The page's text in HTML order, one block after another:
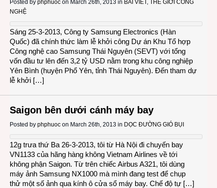
Posted by phphuoc on March 26th, 2013 in BÀI VIẾT ,
THẾ GIỚI CÔNG
NGHỆ
Sáng 25-3-2013, Công ty Samsung Electronics (Hàn
Quốc) đã chính thức làm lễ khởi công Dự án Khu Tổ hợp
Công nghệ cao Samsung Thái Nguyên (SEVT) với tổng
vốn đầu tư lên đến 3,2 tỷ USD nằm trong khu công nghiệp
Yên Bình (huyện Phổ Yên, tỉnh Thái Nguyên). Đến tham dự
lễ khởi […]
Saigon bên dưới cánh máy bay
Posted by phphuoc on March 26th, 2013 in DỌC ĐƯỜNG GIÓ BỤI
12g trưa thứ Ba 26-3-2013, tôi từ Hà Nội đi chuyến bay
VN1133 của hãng hàng không Vietnam Airlines về tới
không phận Saigon. Từ trên chiếc Airbus A321, tôi dùng
máy ảnh Samsung NX1000 mà mình đang test để chụp
thử một số ảnh qua kính ô cửa sổ máy bay. Chế độ tự […]